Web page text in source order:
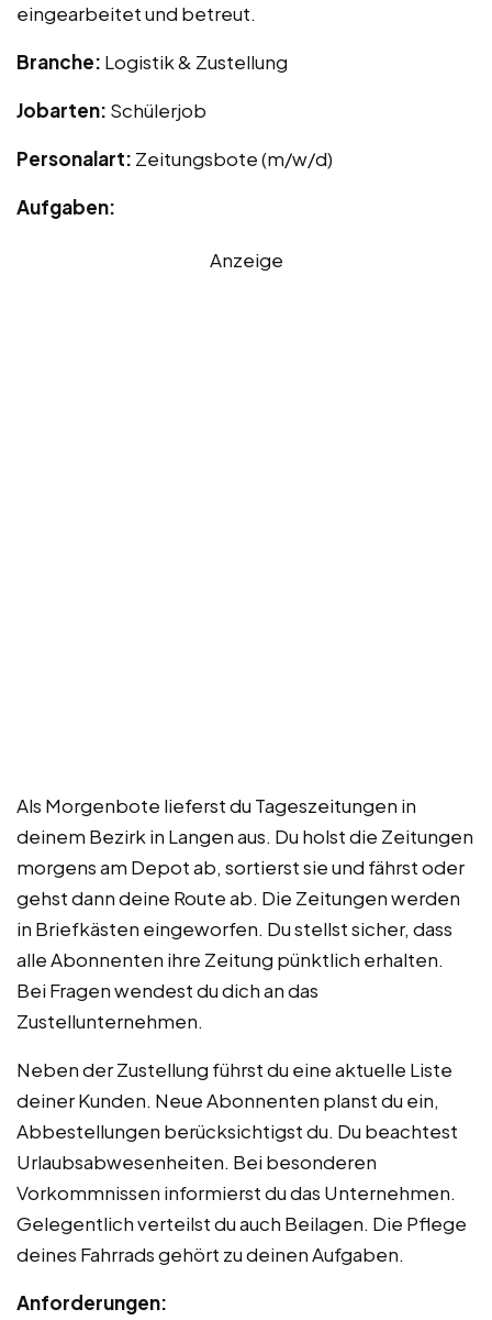
eingearbeitet und betreut.
Branche: Logistik & Zustellung
Jobarten: Schülerjob
Personalart: Zeitungsbote (m/w/d)
Aufgaben:
Anzeige
Als Morgenbote lieferst du Tageszeitungen in
deinem Bezirk in Langen aus. Du holst die Zeitungen
morgens am Depot ab, sortierst sie und fährst oder
gehst dann deine Route ab. Die Zeitungen werden
in Briefkästen eingeworfen. Du stellst sicher, dass
alle Abonnenten ihre Zeitung pünktlich erhalten.
Bei Fragen wendest du dich an das
Zustellunternehmen.
Neben der Zustellung führst du eine aktuelle Liste
deiner Kunden. Neue Abonnenten planst du ein,
Abbestellungen berücksichtigst du. Du beachtest
Urlaubsabwesenheiten. Bei besonderen
Vorkommnissen informierst du das Unternehmen.
Gelegentlich verteilst du auch Beilagen. Die Pflege
deines Fahrrads gehört zu deinen Aufgaben.
Anforderungen: